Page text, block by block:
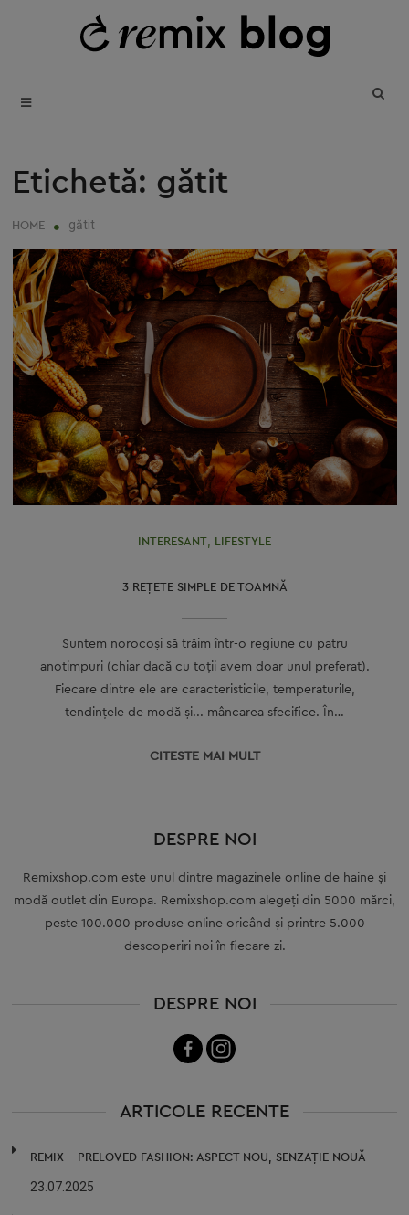
Etichetă: gătit
HOME gătit
INTERESANT, LIFESTYLE
3 REŢETE SIMPLE DE TOAMNĂ
Suntem norocoşi să trăim într-o regiune cu patru
anotimpuri (chiar dacă cu toţii avem doar unul preferat).
Fiecare dintre ele are caracteristicile, temperaturile,
tendinţele de modă şi... mâncarea sfecifice. În…
CITESTE MAI MULT
DESPRE NOI
Remixshop.com este unul dintre magazinele online de haine și
modă outlet din Europa. Remixshop.com alegeți din 5000 mărci,
peste 100.000 produse online oricând și printre 5.000
descoperiri noi în fiecare zi.
DESPRE NOI
ARTICOLE RECENTE
REMIX – PRELOVED FASHION: ASPECT NOU, SENZAȚIE NOUĂ
23.07.2025